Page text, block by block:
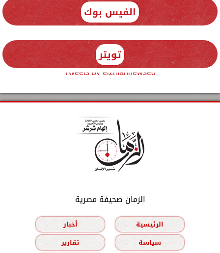
الفيس بوك
تويتر
Tweets by elzmannewseg
الزمان صحيفة مصرية
الرئيسية
أخبار
سياسة
تقارير